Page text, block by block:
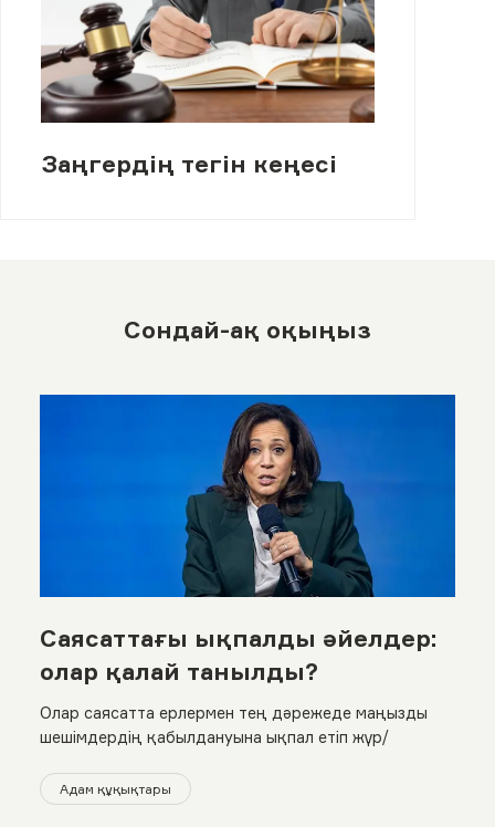
Заңгердің тегін кеңесі
Сондай-ақ оқыңыз
Саясаттағы ықпалды әйелдер:
олар қалай танылды?
Олар саясатта ерлермен тең дәрежеде маңызды
шешімдердің қабылдануына ықпал етіп жүр/
Адам құқықтары